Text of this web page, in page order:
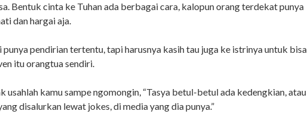
Bentuk cinta ke Tuhan ada berbagai cara, kalopun orang terdekat punya
dan hargai aja.
punya pendirian tertentu, tapi harusnya kasih tau juga ke istrinya untuk bisa
itu orangtua sendiri.
usahlah kamu sampe ngomongin, “Tasya betul-betul ada kedengkian, atau
disalurkan lewat jokes, di media yang dia punya.”